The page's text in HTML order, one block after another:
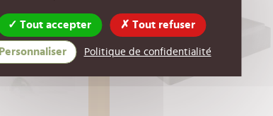
Tout accepter Tout refuser
Personnaliser Politique de confidentialité